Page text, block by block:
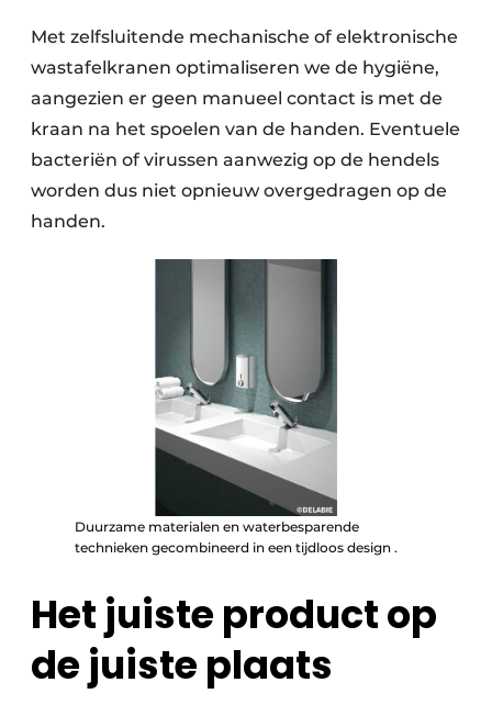
Met zelfsluitende mechanische of elektronische
wastafelkranen optimaliseren we de hygiëne,
aangezien er geen manueel contact is met de
kraan na het spoelen van de handen. Eventuele
bacteriën of virussen aanwezig op de hendels
worden dus niet opnieuw overgedragen op de
handen.
Duurzame materialen en waterbesparende
technieken gecombineerd in een tijdloos design .
Het juiste product op
de juiste plaats